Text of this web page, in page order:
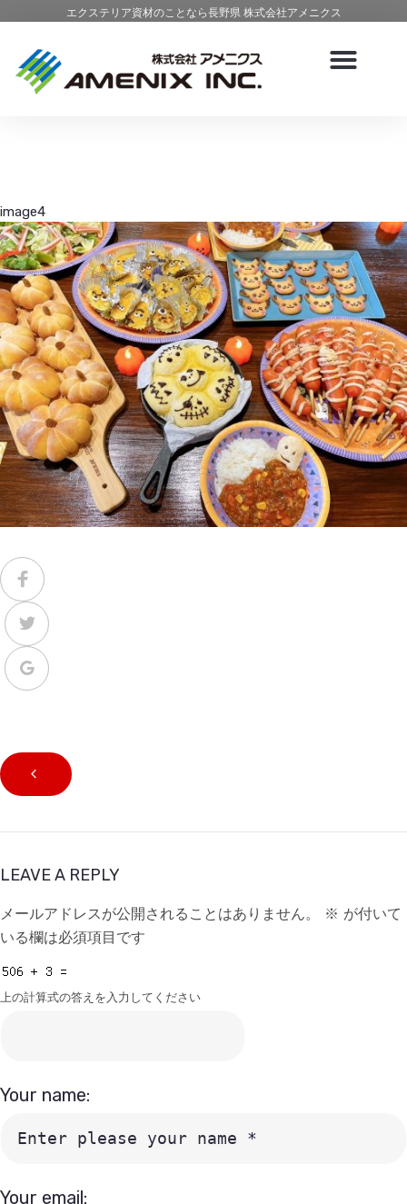
エクステリア資材のことなら長野県 株式会社アメニクス
image4
LEAVE A REPLY
メールアドレスが公開されることはありません。 ※ が付いて
いる欄は必須項目です
上の計算式の答えを入力してください
Your name:
Your email: